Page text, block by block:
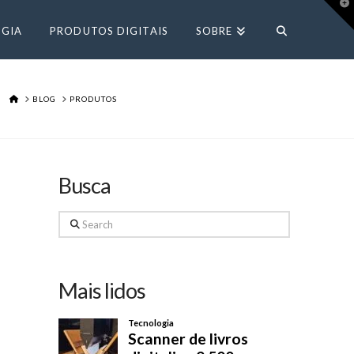
PRODUTOS DIGITAIS SOBRE
HOME
BLOG PRODUTOS
Busca
Search
Mais lidos